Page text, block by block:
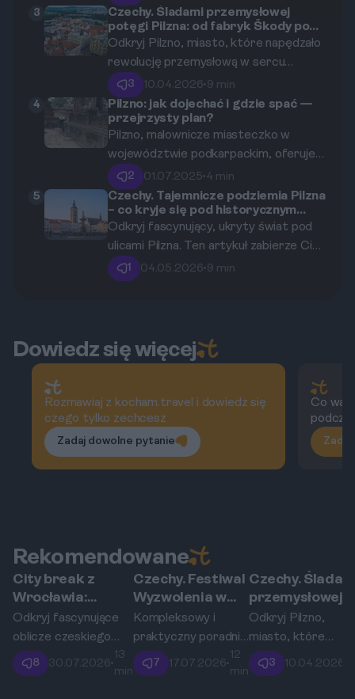
Wyzwolenia w Pilźnie. Dowiedz się krok
po kroku, jak zorganizować transport,
znaleźć idealny nocleg i skutecznie
śledzić harmonogram historycznych
pokazów, aby w pełni wykorzystać ten
wyjątkowy czas.
3
Czechy. Śladami przemysłowej
potęgi Pilzna: od fabryk Škody po
Techmania Science Center.
Odkryj Pilzno, miasto, które napędzało
rewolucję przemysłową w sercu
Europy. Ten przewodnik zabierze Cię w
podróż od historycznych hal
fabrycznych Škody, gdzie narodziła się
legenda inżynierii, aż po nowoczesne i
interaktywne Techmania Science
Center, tętniące nauką i innowacją.
3 10.04.2026•9 min
4
Pilzno: jak dojechać i gdzie spać —
przejrzysty plan?
Pilzno, malownicze miasteczko w
województwie podkarpackim, oferuje
wiele możliwości podróży oraz
noclegów. W tym artykule opiszemy,
jak najlepiej dotrzeć do Pilzna oraz
gdzie znaleźć idealne miejsce na
wypoczynek.
2 01.07.2025•4 min
5
Czechy. Tajemnicze podziemia Pilzna
– co kryje się pod historycznym
centrum miasta?
Odkryj fascynujący, ukryty świat pod
ulicami Pilzna. Ten artykuł zabierze Cię
w podróż po historycznych
korytarzach, piwnicach i studniach,
niezwykłych historii.
1 04.05.2026•9 min
Dowiedz się więcej
Rozmawiaj z kocham.travel i dowiedz się
czego tylko zechcesz
Zadaj dowolne pytanie
Co
Rekomendowane
Pilzno
City break z
Wrocławia:
czeskie Pilzno -
śladami unikalnej
architektury i
historii Wielkiej
Odkryj fascynujące
oblicze czeskiego
Pilzna, pełne
niesamowitej
8 30.07.2026•
13
min
Pilzno
Czechy. Festiwal
Wyzwolenia w
Pilźnie: jak na
własną rękę
zaplanować
wyjazd i śledzić
Kompleksowy i
praktyczny poradnik
dla samodzielnych
podróżników
7 17.07.2026•
12
min
Pilzno
Czechy.
przemysłowej
potęgi Pilzna:
fabryk Škody
Techmania
Science
Odkryj Pilzno,
miasto, które
napędzało
przemysłową w
3 10.04.2026